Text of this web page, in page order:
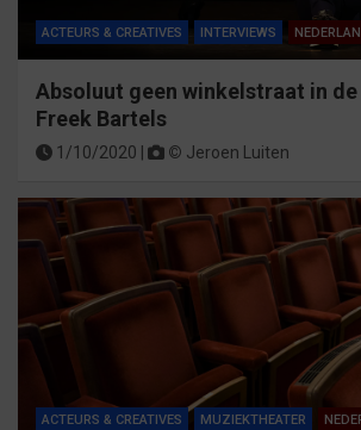
ACTEURS & CREATIVES INTERVIEWS
Absoluut geen winkelstraat in
Freek Bartels
1/10/2020 | © Jeroen Luiten
ACTEURS & CREATIVES MUZIEKTHEATER